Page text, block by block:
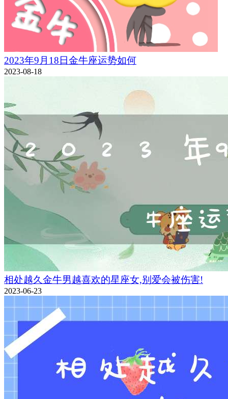
2023年9月18日金牛座运势如何
2023-08-18
相处越久金牛男越喜欢的星座女,别爱会被伤害!
2023-06-23